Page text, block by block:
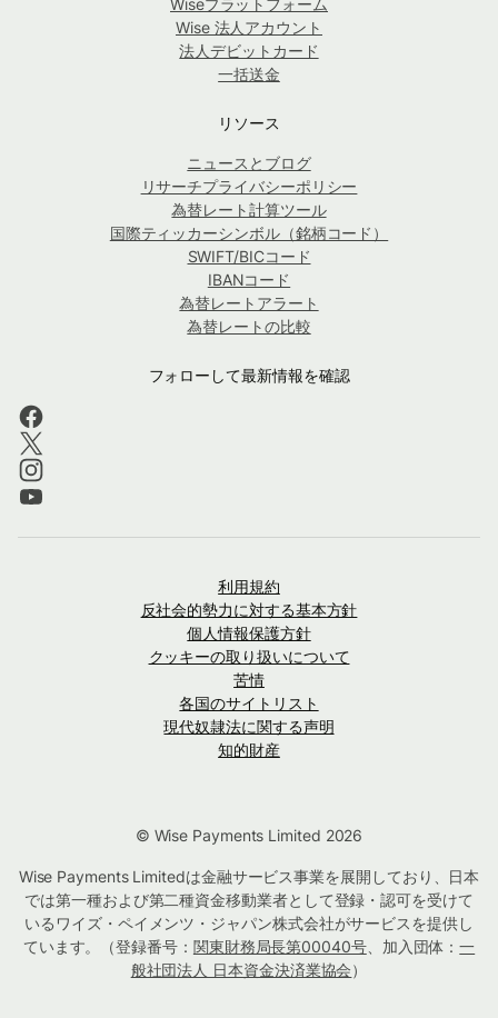
Wiseプラットフォーム
Wise 法人アカウント
法人デビットカード
一括送金
リソース
ニュースとブログ
リサーチプライバシーポリシー
為替レート計算ツール
国際ティッカーシンボル（銘柄コード）
SWIFT/BICコード
IBANコード
為替レートアラート
為替レートの比較
フォローして最新情報を確認
利用規約
反社会的勢力に対する基本方針
個人情報保護方針
クッキーの取り扱いについて
苦情
各国のサイトリスト
現代奴隷法に関する声明
知的財産
© Wise Payments Limited 2026
Wise Payments Limitedは金融サービス事業を展開しており、日本
では第一種および第二種資金移動業者として登録・認可を受けて
いるワイズ・ペイメンツ・ジャパン株式会社がサービスを提供し
ています。（登録番号： 関東財務局長第00040号、加入団体：一
般社団法人 日本資金決済業協会）